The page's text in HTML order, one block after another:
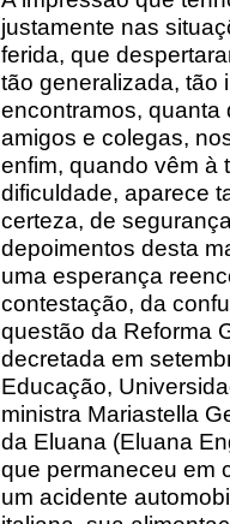
justamente nas
ferida, que
tão generalizada, tão
encontramos, quanta
amigos e colegas,
enfim, quando vêm à
dificuldade, aparece
certeza, de
depoimentos desta
uma esperança
contestação, da
questão da Reforma
decretada em
Educação,
ministra Mariastella
da Eluana (Eluana
que permaneceu em
um acidente